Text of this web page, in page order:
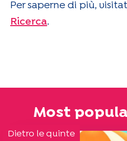
Per saperne di più,
Ricerca.
Most
Dietro le quinte